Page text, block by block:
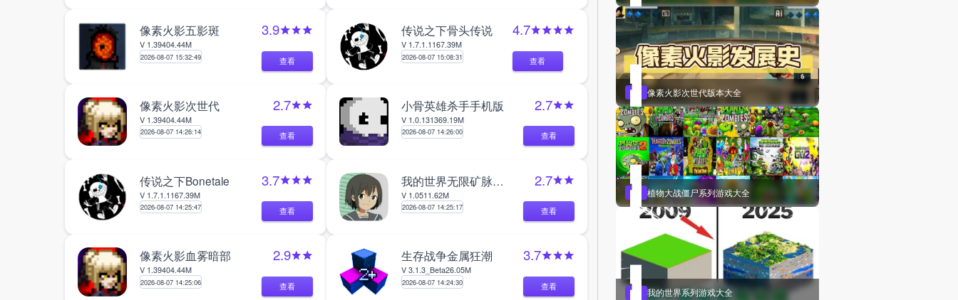
像素火影五影斑
V 1.39404.44M
2026-08-07 15:32:49
3.9
查看
传说之下骨头传说
V 1.7.1.1 167.39M
2026-08-07 15:08:31
4.7
查看
像素火影次世代
V 1.39404.44M
2026-08-07 14:26:14
2.7
查看
小骨英雄杀手手机版
V 1.0.131369.19M
2026-08-07 14:26:00
2.7
查看
传说之下Bonetale
V 1.7.1.1 167.39M
2026-08-07 14:25:47
3.7
查看
我的世界无限矿脉2艾影劫
V 1.0511.62M
2026-08-07 14:25:17
2.7
查看
像素火影血雾暗部
V 1.39404.44M
2026-08-07 14:25:06
2.9
查看
生存战争金属狂潮
V 3.1.3_Beta26.05M
2026-08-07 14:24:30
3.7
查看
像素火影次世代版本大全
植物大战僵尸系列游戏大全
我的世界系列游戏大全